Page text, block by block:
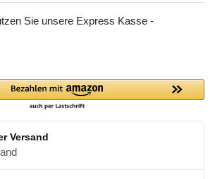
Sie unsere Express Kasse -
Versand